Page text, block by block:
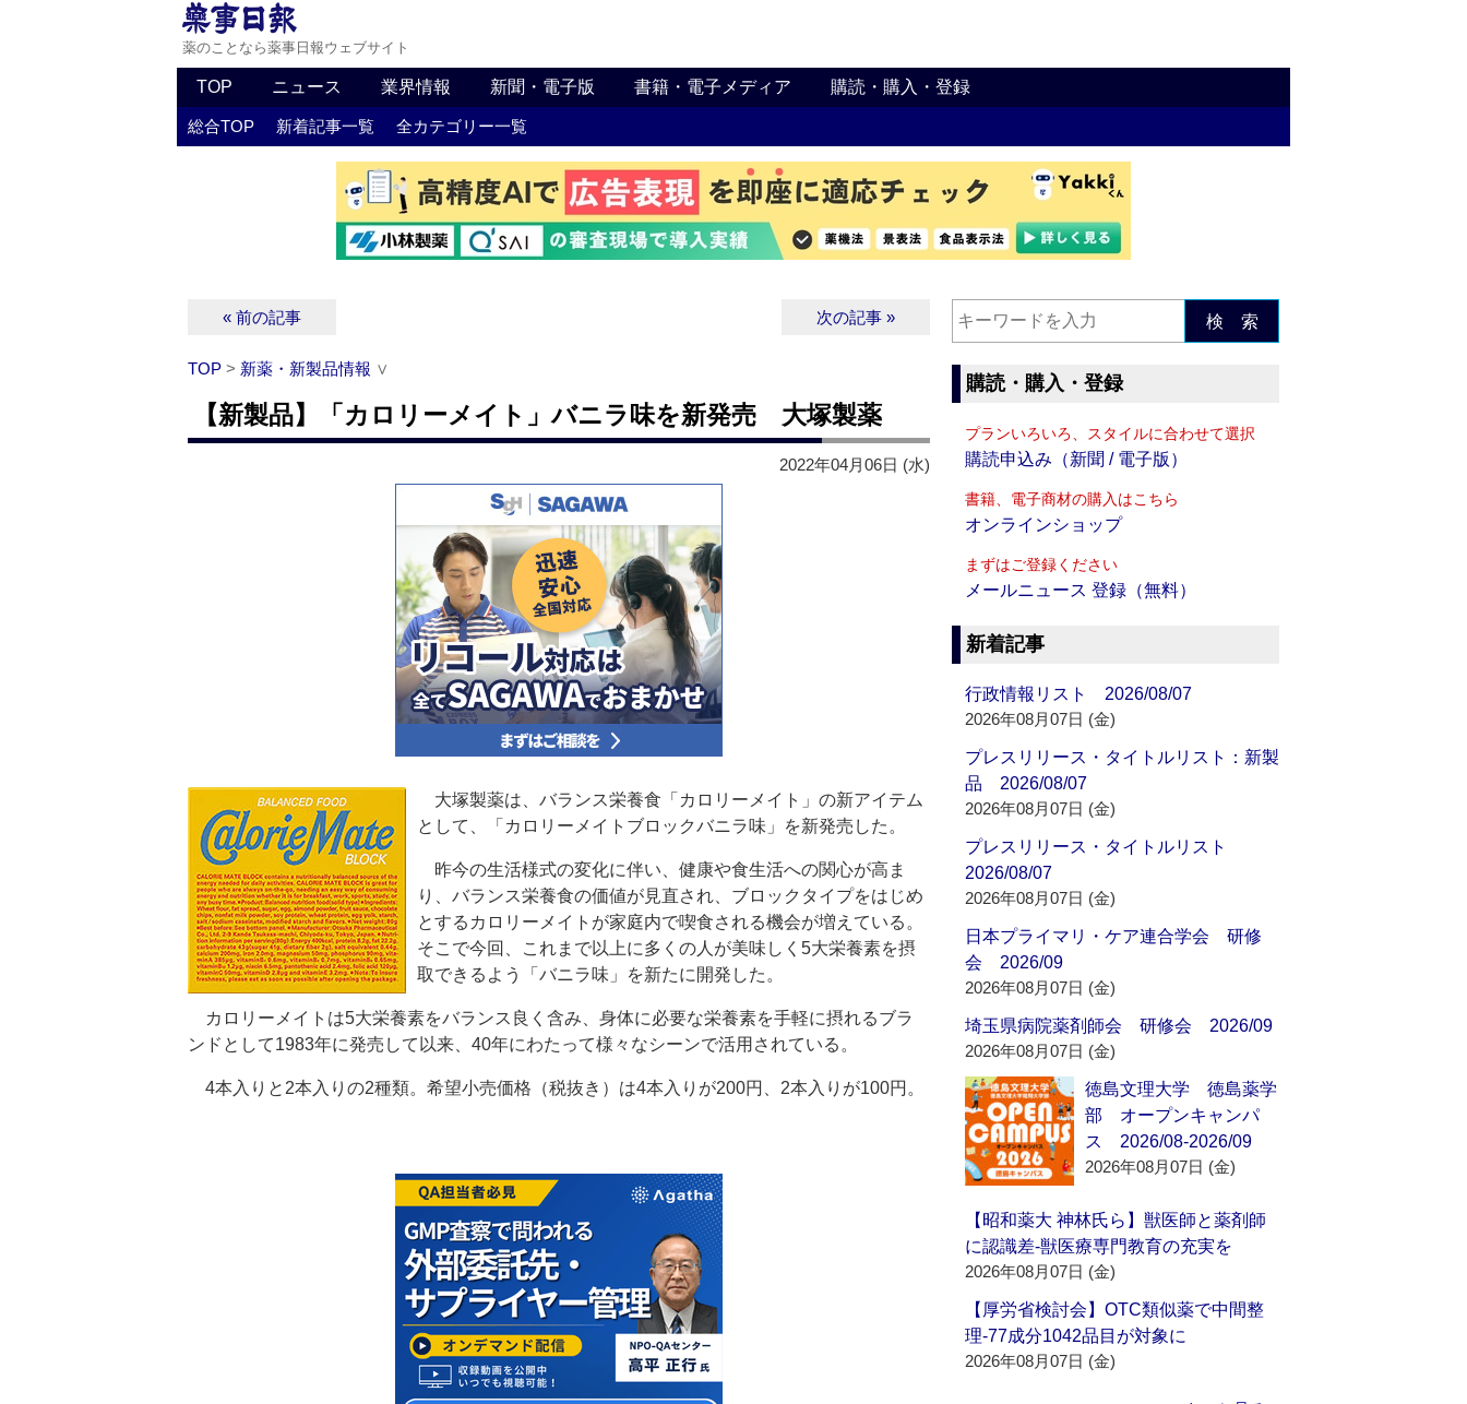
薬のことなら薬事日報ウェブサイト
TOP ニュース 業界情報 新聞・電子版 書籍・電子メディア 購読・購入・登録
総合TOP 新着記事一覧 全カテゴリー一覧
« 前の記事 次の記事 »
TOP > 新薬・新製品情報 ∨
【新製品】「カロリーメイト」バニラ味を新発売 大塚製薬
2022年04月06日 (水)
大塚製薬は、バランス栄養食「カロリーメイト」の新アイテム
として、「カロリーメイトブロックバニラ味」を新発売した。
昨今の生活様式の変化に伴い、健康や食生活への関心が高ま
り、バランス栄養食の価値が見直され、ブロックタイプをはじめ
とするカロリーメイトが家庭内で喫食される機会が増えている。
そこで今回、これまで以上に多くの人が美味しく5大栄養素を摂
取できるよう「バニラ味」を新たに開発した。
カロリーメイトは5大栄養素をバランス良く含み、身体に必要な栄養素を手軽に摂れるブラ
ンドとして1983年に発売して以来、40年にわたって様々なシーンで活用されている。
4本入りと2本入りの2種類。希望小売価格（税抜き）は4本入りが200円、2本入りが100円。
検 索
購読・購入・登録
プランいろいろ、スタイルに合わせて選択
購読申込み（新聞 / 電子版）
書籍、電子商材の購入はこちら
オンラインショップ
まずはご登録ください
メールニュース 登録（無料）
新着記事
行政情報リスト 2026/08/07
2026年08月07日 (金)
プレスリリース・タイトルリスト：新製
品 2026/08/07
2026年08月07日 (金)
プレスリリース・タイトルリスト
2026/08/07
2026年08月07日 (金)
日本プライマリ・ケア連合学会 研修
会 2026/09
2026年08月07日 (金)
埼玉県病院薬剤師会 研修会 2026/09
2026年08月07日 (金)
徳島文理大学 徳島薬学
部 オープンキャンパ
ス 2026/08-2026/09
2026年08月07日 (金)
【昭和薬大 神林氏ら】獣医師と薬剤師
に認識差‐獣医療専門教育の充実を
2026年08月07日 (金)
【厚労省検討会】OTC類似薬で中間整
理‐77成分1042品目が対象に
2026年08月07日 (金)